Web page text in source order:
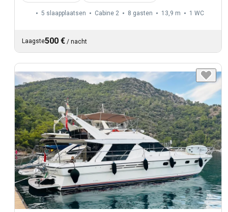
5 slaapplaatsen Cabine 2 8 gasten 13,9 m 1 WC
Laagste500 € / nacht